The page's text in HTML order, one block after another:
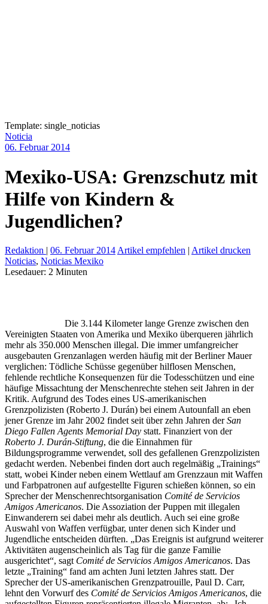
Template: single_noticias
Noticia
06. Februar 2014
Mexiko-USA: Grenzschutz mit
Hilfe von Kindern &
Jugendlichen?
Redaktion | 06. Februar 2014 Artikel empfehlen | Artikel drucken
Noticias, Noticias Mexiko
Lesedauer: 2 Minuten
Die 3.144 Kilometer lange Grenze zwischen den
Vereinigten Staaten von Amerika und Mexiko überqueren jährlich
mehr als 350.000 Menschen illegal. Die immer umfangreicher
ausgebauten Grenzanlagen werden häufig mit der Berliner Mauer
verglichen: Tödliche Schüsse gegenüber hilflosen Menschen,
fehlende rechtliche Konsequenzen für die Todesschützen und eine
häufige Missachtung der Menschenrechte stehen seit Jahren in der
Kritik. Aufgrund des Todes eines US-amerikanischen
Grenzpolizisten (Roberto J. Durán) bei einem Autounfall an eben
jener Grenze im Jahr 2002 findet seit über zehn Jahren derSan
Diego Fallen Agents Memorial Day statt. Finanziert von der
Roberto J. Durán-Stiftung, die die Einnahmen für
Bildungsprogramme verwendet, soll des gefallenen Grenzpolizisten
gedacht werden. Nebenbei finden dort auch regelmäßig „Trainings“
statt, wobei Kinder neben einem Wettlauf am Grenzzaun mit Waffen
und Farbpatronen auf aufgestellte Figuren schießen können, so ein
Sprecher der Menschenrechtsorganisation Comité de Servicios
Amigos Americanos. Die Assoziation der Puppen mit illegalen
Einwanderern sei dabei mehr als deutlich. Auch sei eine große
Auswahl von Waffen verfügbar, unter denen sich Kinder und
Jugendliche entscheiden dürften. „Das Ereignis ist aufgrund weiterer
Aktivitäten augenscheinlich als Tag für die ganze Familie
ausgerichtet“, sagt Comité de Servicios Amigos Americanos. Das
letzte „Training“ fand am achten Juni letzten Jahres statt. Der
Sprecher der US-amerikanischen Grenzpatrouille, Paul D. Carr,
lehnt den Vorwurf des Comité de Servicios Amigos Americanos, die